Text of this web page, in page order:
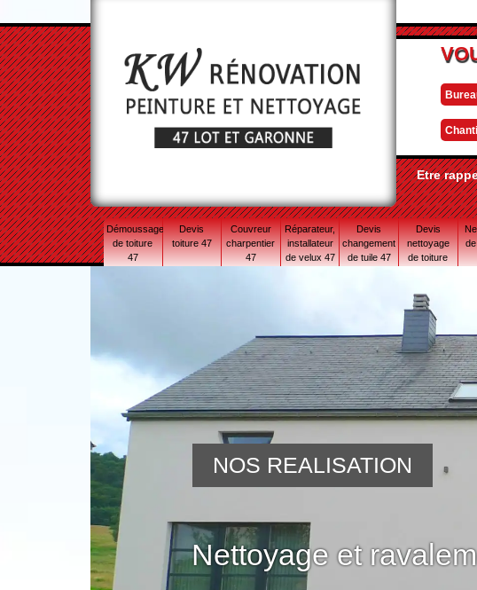
Etre
Démoussage
de toiture
47
Devis
toiture 47
Couvreur
charpentier
47
Réparateur,
installateur
de velux 47
Devis
changement
de tuile 47
Devis
nettoyage
de toiture
Nettoyage et
NOS REALISATION